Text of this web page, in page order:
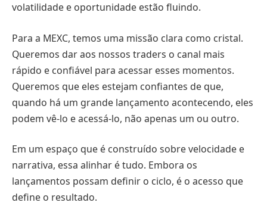
volatilidade e oportunidade estão fluindo.
Para a MEXC, temos uma missão clara como cristal.
Queremos dar aos nossos traders o canal mais
rápido e confiável para acessar esses momentos.
Queremos que eles estejam confiantes de que,
quando há um grande lançamento acontecendo, eles
podem vê-lo e acessá-lo, não apenas um ou outro.
Em um espaço que é construído sobre velocidade e
narrativa, essa alinhar é tudo. Embora os
lançamentos possam definir o ciclo, é o acesso que
define o resultado.